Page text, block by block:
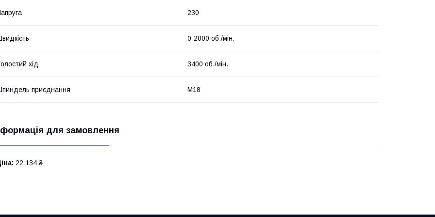
230
0-2000 об./мін.
хід 3400 об./мін.
приєднання M18
для замовлення
22 134 ₴